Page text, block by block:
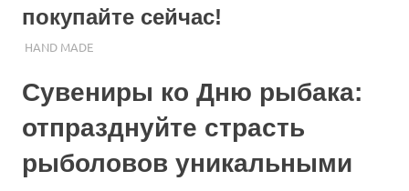
покупайте сейчас!
24.11.2023
ПОДАРЧЕК
HAND MADE
Сувениры ко Дню рыбака:
отпразднуйте страсть
рыболовов уникальными